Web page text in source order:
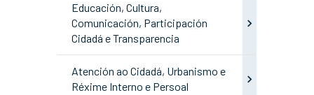
Educación, Cultura,
Comunicación, Participación
Cidadá e Transparencia
Atención ao Cidadá, Urbanismo e
Réxime Interno e Persoal